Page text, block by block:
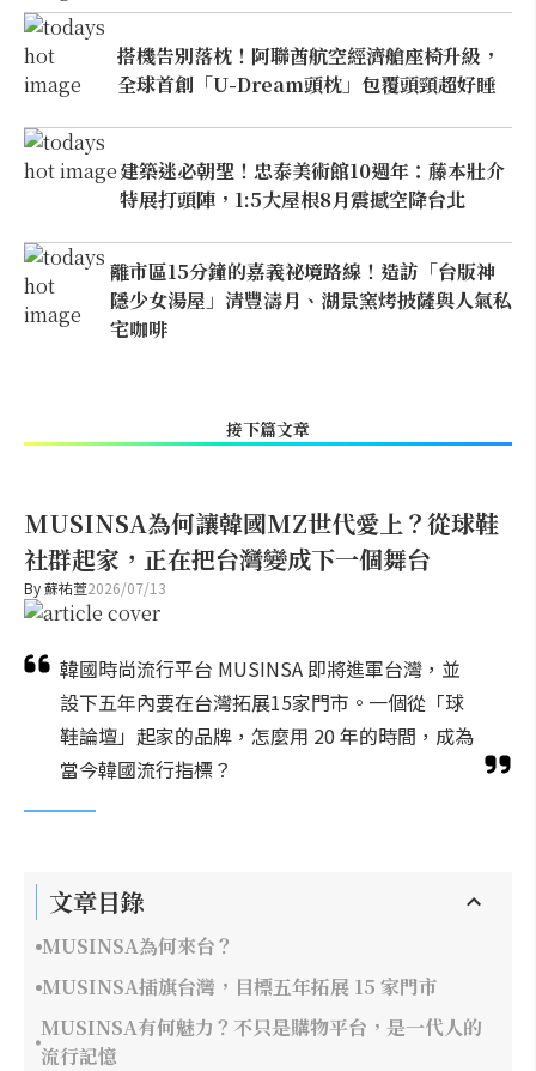
搭機告別落枕！阿聯酋航空經濟艙座椅升級，
全球首創「U-Dream頭枕」包覆頭頸超好睡
建築迷必朝聖！忠泰美術館10週年：藤本壯介
特展打頭陣，1:5大屋根8月震撼空降台北
離市區15分鐘的嘉義祕境路線！造訪「台版神
隱少女湯屋」清豐濤月、湖景窯烤披薩與人氣私
宅咖啡
接下篇文章
MUSINSA為何讓韓國MZ世代愛上？從球鞋
社群起家，正在把台灣變成下一個舞台
By蘇祐萱2026/07/13
韓國時尚流行平台 MUSINSA 即將進軍台灣，並
設下五年內要在台灣拓展15家門市。一個從「球
鞋論壇」起家的品牌，怎麼用 20 年的時間，成為
當今韓國流行指標？
文章目錄
MUSINSA為何來台？
MUSINSA插旗台灣，目標五年拓展 15 家門市
MUSINSA有何魅力？不只是購物平台，是一代人的
流行記憶